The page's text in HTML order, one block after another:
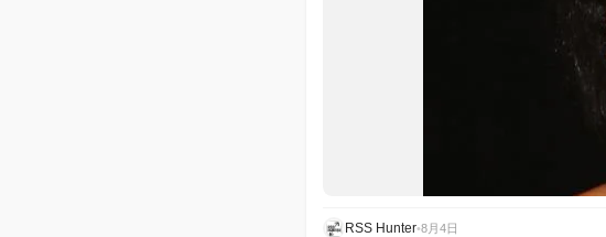
RSS Hunter•8月4日